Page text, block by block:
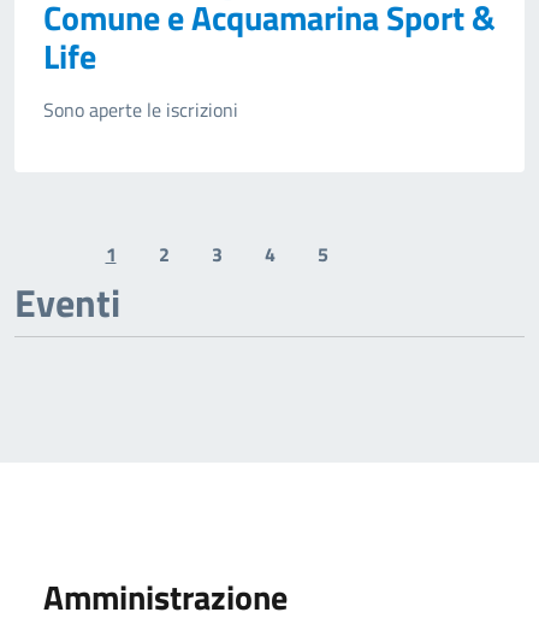
Comune e Acquamarina Sport &
Life
Sono aperte le iscrizioni
Previous page
1 2 3 4 5
Eventi
Amministrazione